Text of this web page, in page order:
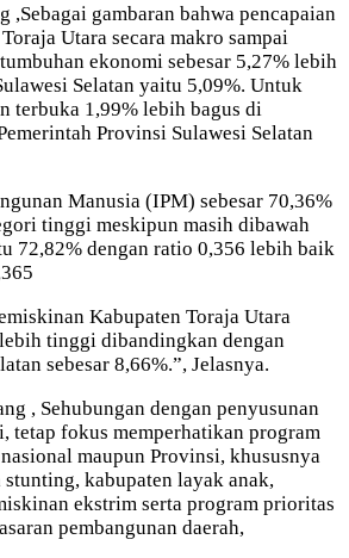
,Sebagai gambaran bahwa pencapaian
Utara secara makro sampai
ekonomi sebesar 5,27% lebih
Selatan yaitu 5,09%. Untuk
terbuka 1,99% lebih bagus di
Provinsi Sulawesi Selatan
Manusia (IPM) sebesar 70,36%
tinggi meskipun masih dibawah
72,82% dengan ratio 0,356 lebih baik
Kabupaten Toraja Utara
tinggi dibandingkan dengan
sebesar 8,66%.”, Jelasnya.
, Sehubungan dengan penyusunan
tetap fokus memperhatikan program
maupun Provinsi, khususnya
stunting, kabupaten layak anak,
ekstrim serta program prioritas
pembangunan daerah,